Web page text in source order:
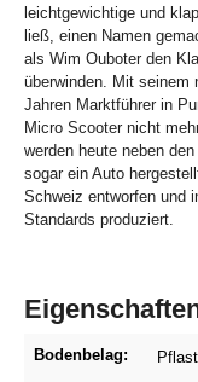
leichtgewichtige und
ließ, einen Namen
als Wim Ouboter den
überwinden. Mit seinem
Jahren Marktführer in
Micro Scooter nicht
werden heute neben
sogar ein Auto
Schweiz entworfen und
Standards produziert.
Bodenbelag: